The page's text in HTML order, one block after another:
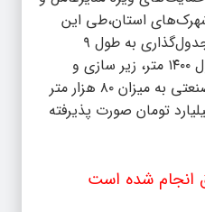
استان،طی این
مدت پروژه آسفالت معابر و جدول‌گذاری به طول ۹
کیلومتر، اصلاح جداول به طول ۱۴۰۰ متر، زیر سازی و
آسفالت خیابان‌های شهرک صنعتی به میزان ۸۰ هزار متر
با اعتباری بالغ بر ۵٫۵ میلیارد تومان صورت پذیرفته
انجام شده است